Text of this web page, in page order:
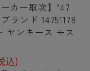
カー取次】’47
ランド 14751178
ヤンキース モス
込)